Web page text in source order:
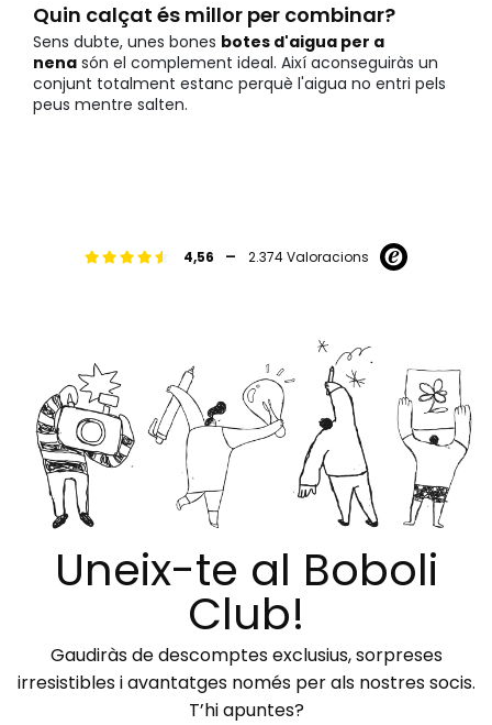
Quin calçat és millor per combinar?
Sens dubte, unes bones botes d'aigua per a
nena són el complement ideal. Així aconseguiràs un
conjunt totalment estanc perquè l'aigua no entri pels
peus mentre salten.
4,56 - 2.374 Valoracions
Uneix-te al Boboli
Club!
Gaudiràs de descomptes exclusius, sorpreses
irresistibles i avantatges només per als nostres socis.
T’hi apuntes?